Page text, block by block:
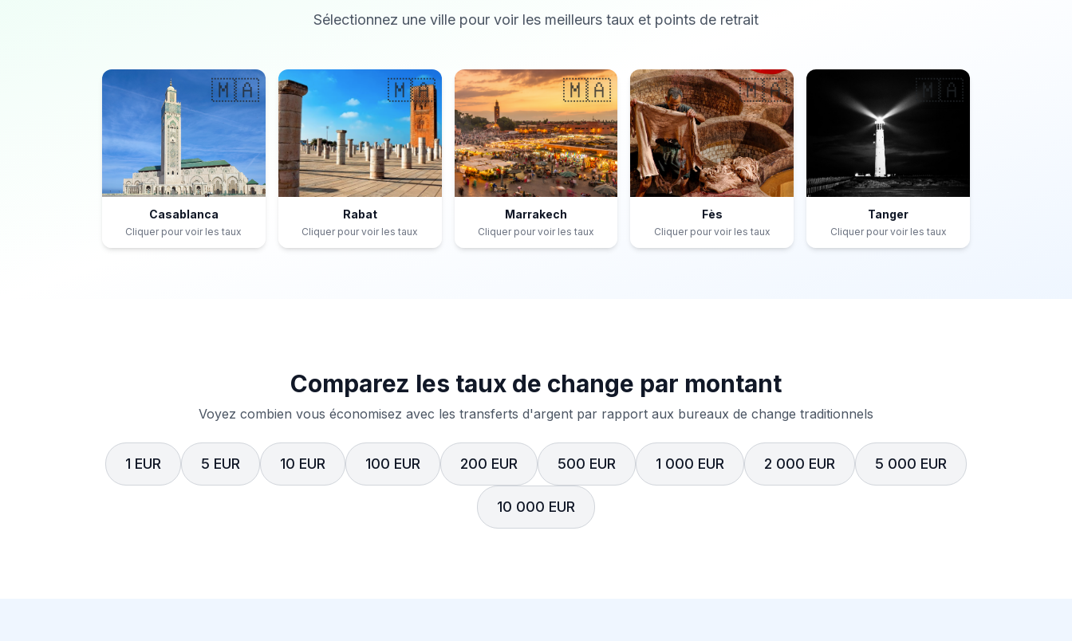
Sélectionnez une ville pour voir les meilleurs taux et points de retrait
🇲🇦
Casablanca
Cliquer pour voir les taux
🇲🇦
Rabat
Cliquer pour voir les taux
🇲🇦
Marrakech
Cliquer pour voir les taux
🇲🇦
Fès
Cliquer pour voir les taux
🇲🇦
Tanger
Cliquer pour voir les taux
Comparez les taux de change par montant
Voyez combien vous économisez avec les transferts d'argent par rapport aux bureaux de change traditionnels
1 EUR 5 EUR 10 EUR 100 EUR 200 EUR 500 EUR 1 000 EUR 2 000 EUR 5 000 EUR
10 000 EUR